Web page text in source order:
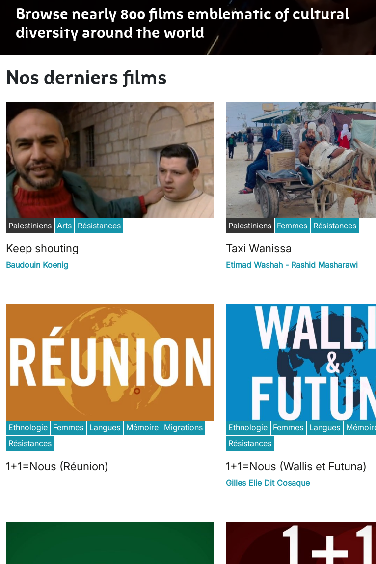
Browse nearly 800 films emblematic of cultural
diversity around the world
Nos derniers films
Palestiniens Arts Résistances
Keep shouting
Baudouin Koenig
Palestiniens Femmes Résistances
Taxi Wanissa
Etimad Washah - Rashid Masharawi
Ethnologie Femmes Langues Mémoire
Migrations
Résistances
1+1=Nous (Réunion)
Ethnologie Femmes Langues
Résistances
1+1=Nous (Wallis et Futuna)
Gilles Elie Dit Cosaque